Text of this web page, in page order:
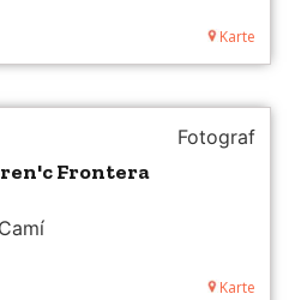
Karte
Fotograf
Frontera
Karte